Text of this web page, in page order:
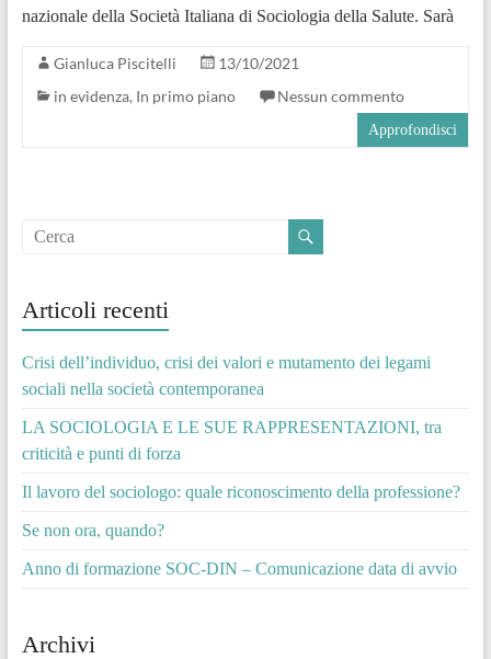
nazionale della Società Italiana di Sociologia della Salute. Sarà
Gianluca Piscitelli
13/10/2021
in evidenza, In primo piano Nessun commento
Approfondisci
Articoli recenti
Crisi dell’individuo, crisi dei valori e mutamento dei legami
sociali nella società contemporanea
LA SOCIOLOGIA E LE SUE RAPPRESENTAZIONI, tra
criticità e punti di forza
Il lavoro del sociologo: quale riconoscimento della professione?
Se non ora, quando?
Anno di formazione SOC-DIN – Comunicazione data di avvio
Archivi